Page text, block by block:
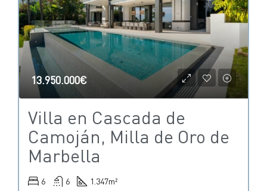
13.950.000€
Villa en Cascada de
Camoján, Milla de Oro de
Marbella
6 6 1.347m²